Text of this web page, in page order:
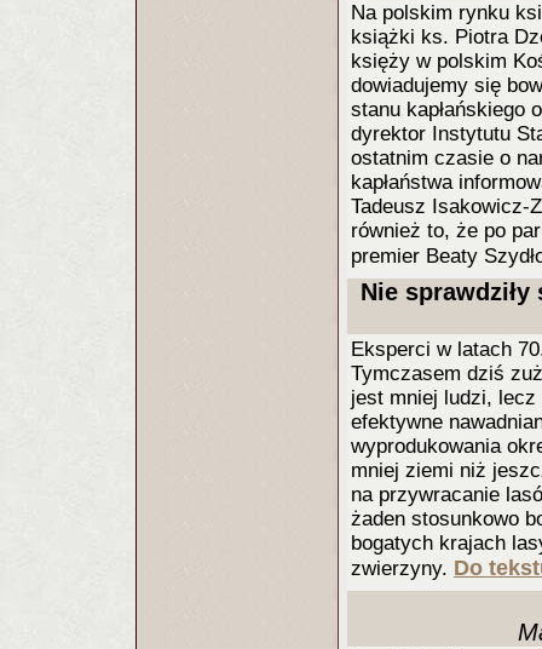
Na polskim rynku
książki ks. Piotra
księży w polskim
dowiadujemy się
stanu kapłańskiego
dyrektor Instytutu
ostatnim czasie o
kapłaństwa
Tadeusz Isakowicz-
również to, że po
premier Beaty
Nie
Eksperci w latach
Tymczasem dziś
jest mniej ludzi, lecz
efektywne
wyprodukowania
mniej ziemi niż
na przywracanie
żaden stosunkowo
bogatych krajach
zwierzyny. Do